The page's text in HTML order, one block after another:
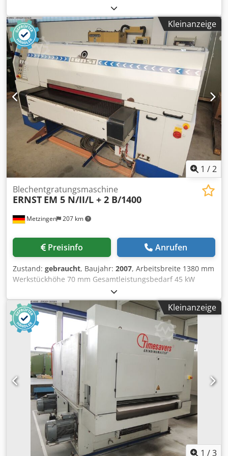
Entgraten von geraden Blechkanten und am seitlichen
Aggragat geeignet für Ausschnitte und Ausklinkungen bis
70 mm Tiefe sowie Aussenradien an Blechen. 3 Motoren á
1,5 kW Buestendurchmesser : 300 mm Material:
Drahtbürsten VA/Stahl Materialbereich: 0,8-8 mm Dicke
Maschinenabmessungen: Breite: 1400 mm Höhe: 580 mm
Tiefe: 670 mm Untergestell: 800 mm Hoch (Arbeitshöhe
920 mm) Tischauflage: 200x1400 mm Crsdpfx Abotr Aviskof
Niederhalter als Blechführung Die Blechkante wird beim
Vorbeifuehren gleichzeitig von Oben und Unten entgratet.
Bei sehr starkem Grat können die Motoren
gleichgeschalten werden, so dass beide den starken Grat
von Oben entfernen . Das 3. (seitliche) Aggregat ist für das
Entgraten von Aussenkontouren und wird separat
eingeschalten. Als Ablage dient eine grössere seitliche
Kleinanzeige
1 /2
Metzingen 207 km
Blechentgratungsmaschine
ERNST EM 5 N/II/L + 2 B/1400
Preisinfo Anrufen
Zustand: gebraucht, Baujahr: 2007, Arbeitsbreite 1380 mm
Werkstückhöhe 70 mm Gesamtleistungsbedarf 45 kW
Maschinengewicht ca. 5.500 kg E R N S T Automatische
Blechentgratmaschine mit Naßschliffeinrichtung Type EM
5 N/II/L + 2 B/1400 Baujahr 2007 Fabrik - Nr. 780063 _____
Schleifbreite ca. 1.380 mm Walzenbreite 1.400 mm
Werkstückhöhe max. 1 - 70 mm Vorschubgeschwindigkeit
stfl. ca. 1,5 - 8 m/Min. Bestehend aus 5 Arbeitselementen:
Oszillierende Schleifwalze für Bespannung mit
Schleifleinen (Schleifvlies) Ø 450 mm, 1400 mm breit x
1540 lang, und mit pneumatischer nachstellbarer
Bandspannung, 11 kW Antrieb Bürstenwalzeinheit mit
zwei gegeneinander laufenden Bürstwalzenwellen 350 mm
Ø, Antrieb 2 x 5,5 kW, Schleiflammellen bzw.
Lamellenschleifvlies, Codpot Hw Iijfx Abksrf bei Verschleiss
nachstellbar. Bürstwalzeneinheit zur Aufnahme von 2
Walzen mit Ø 250 mm, Antrieb 2 x 5,5 kW, Walzen mit
Handrad nachstellbar, ideal auch zum Ent- Fernen von
Kleinanzeige
1 /3